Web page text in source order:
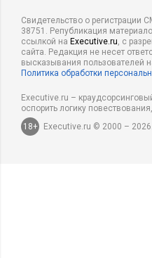
Свидетельство о регистрации
38751. Републикация
ссылкой на Executive.ru, с
сайта. Редакция не несет
высказывания пользователей
Политика обработки
Executive.ru –
оспорить логику
18+
Executive.ru © 2000 – 2026.